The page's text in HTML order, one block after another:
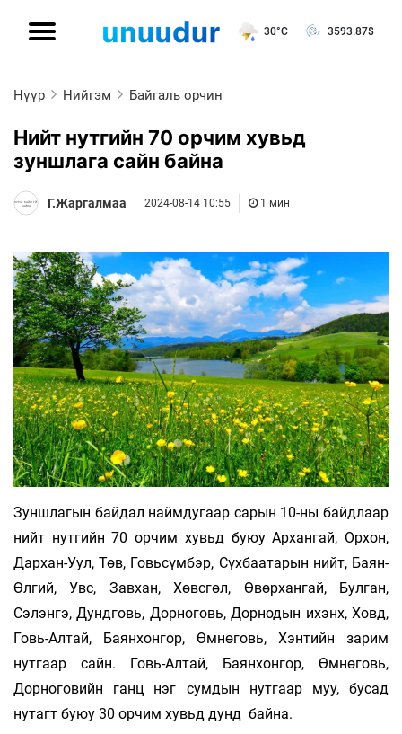
30°C 3593.87$
Нүүр Нийгэм Байгаль орчин
Нийт нутгийн 70 орчим хувьд
зуншлага сайн байна
Г.Жаргалмаа 2024-08-14 10:55 1 мин
Зуншлагын байдал наймдугаар сарын 10-ны байдлаар
нийт нутгийн 70 орчим хувьд буюу Архангай, Орхон,
Дархан-Уул, Төв, Говьсүмбэр, Сүхбаатарын нийт, Баян-
Өлгий, Увс, Завхан, Хөвсгөл, Өвөрхангай, Булган,
Сэлэнгэ, Дундговь, Дорноговь, Дорнодын ихэнх, Ховд,
Говь-Алтай, Баянхонгор, Өмнөговь, Хэнтийн зарим
нутгаар сайн. Говь-Алтай, Баянхонгор, Өмнөговь,
Дорноговийн ганц нэг сумдын нутгаар муу, бусад
нутагт буюу 30 орчим хувьд дунд байна.